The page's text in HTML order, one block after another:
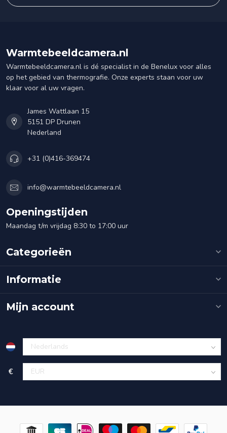
Warmtebeeldcamera.nl
Warmtebeeldcamera.nl is dé specialist in de Benelux voor alles
op het gebied van thermografie. Onze experts staan voor uw
klaar voor al uw vragen.
James Wattlaan 15
5151 DP Drunen
Nederland
+31 (0)416-369474
info@warmtebeeldcamera.nl
Openingstijden
Maandag t/m vrijdag 8:30 to 17:00 uur
Categorieën
Informatie
Mijn account
€